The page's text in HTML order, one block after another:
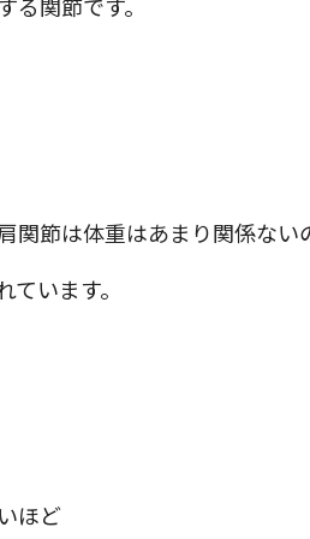
る関節です。
関節は体重はあまり関係ない
います。
ほど